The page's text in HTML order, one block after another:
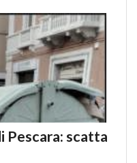
Pescara: scatta